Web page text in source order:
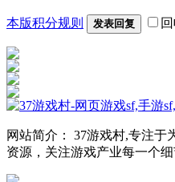
本版积分规则 发表回复
网站简介： 37游戏村,专注
资源，关注游戏产业每一个